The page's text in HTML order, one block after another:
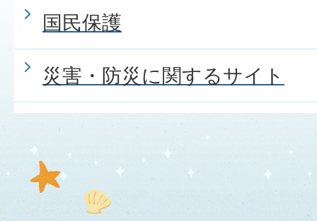
国民保護
災害・防災に関するサイト